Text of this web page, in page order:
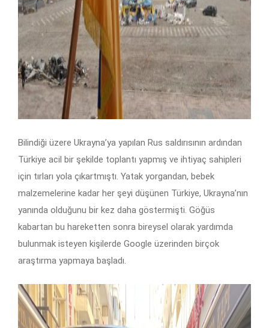
Bilindiği üzere Ukrayna’ya yapılan Rus saldırısının ardından
Türkiye acil bir şekilde toplantı yapmış ve ihtiyaç sahipleri
için tırları yola çıkartmıştı. Yatak yorgandan, bebek
malzemelerine kadar her şeyi düşünen Türkiye, Ukrayna’nın
yanında olduğunu bir kez daha göstermişti. Göğüs
kabartan bu hareketten sonra bireysel olarak yardımda
bulunmak isteyen kişilerde Google üzerinden birçok
araştırma yapmaya başladı.